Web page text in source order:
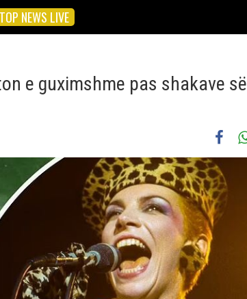
TOP NEWS LIVE
e guximshme pas shakave së